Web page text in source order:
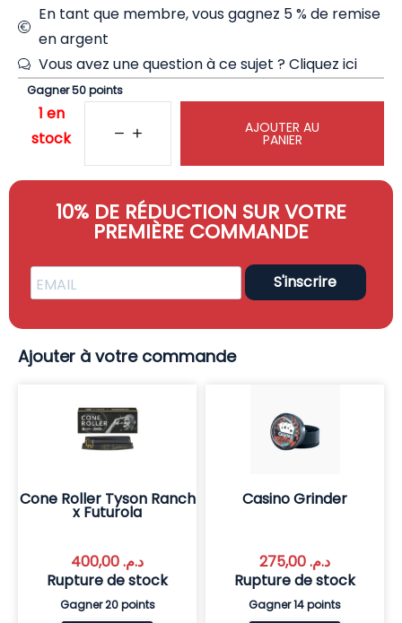
En tant que membre, vous gagnez 5 % de remise
en argent
Vous avez une question à ce sujet ?Cliquez ici
Gagner 50 points
1 en
stock
AJOUTER AU
PANIER
10% DE RÉDUCTION SUR VOTRE
PREMIÈRE COMMANDE
S'inscrire
Ajouter à votre commande
Cone Roller Tyson Ranch
x Futurola
د.م.
Rupture de stock
Gagner 20 points
Casino Grinder
د.م.
Rupture de stock
Gagner 14 points